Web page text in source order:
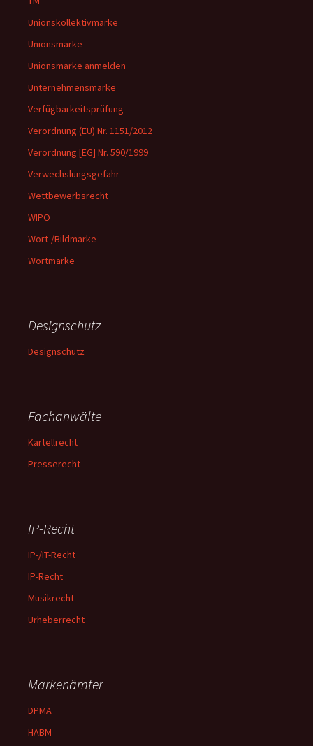
Unionskollektivmarke
Unionsmarke
Unionsmarke anmelden
Unternehmensmarke
Verfügbarkeitsprüfung
Verordnung (EU) Nr. 1151/2012
Verordnung [EG] Nr. 590/1999
Verwechslungsgefahr
Wettbewerbsrecht
WIPO
Wort-/Bildmarke
Wortmarke
Designschutz
Designschutz
Fachanwälte
Kartellrecht
Presserecht
IP-Recht
IP-/IT-Recht
IP-Recht
Musikrecht
Urheberrecht
Markenämter
DPMA
HABM